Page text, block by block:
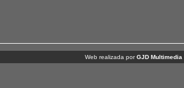
Web realizada por GJD Multimedia